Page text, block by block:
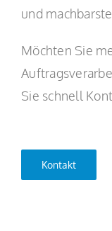
und
Möchten Sie
Sie schnell
Kontakt